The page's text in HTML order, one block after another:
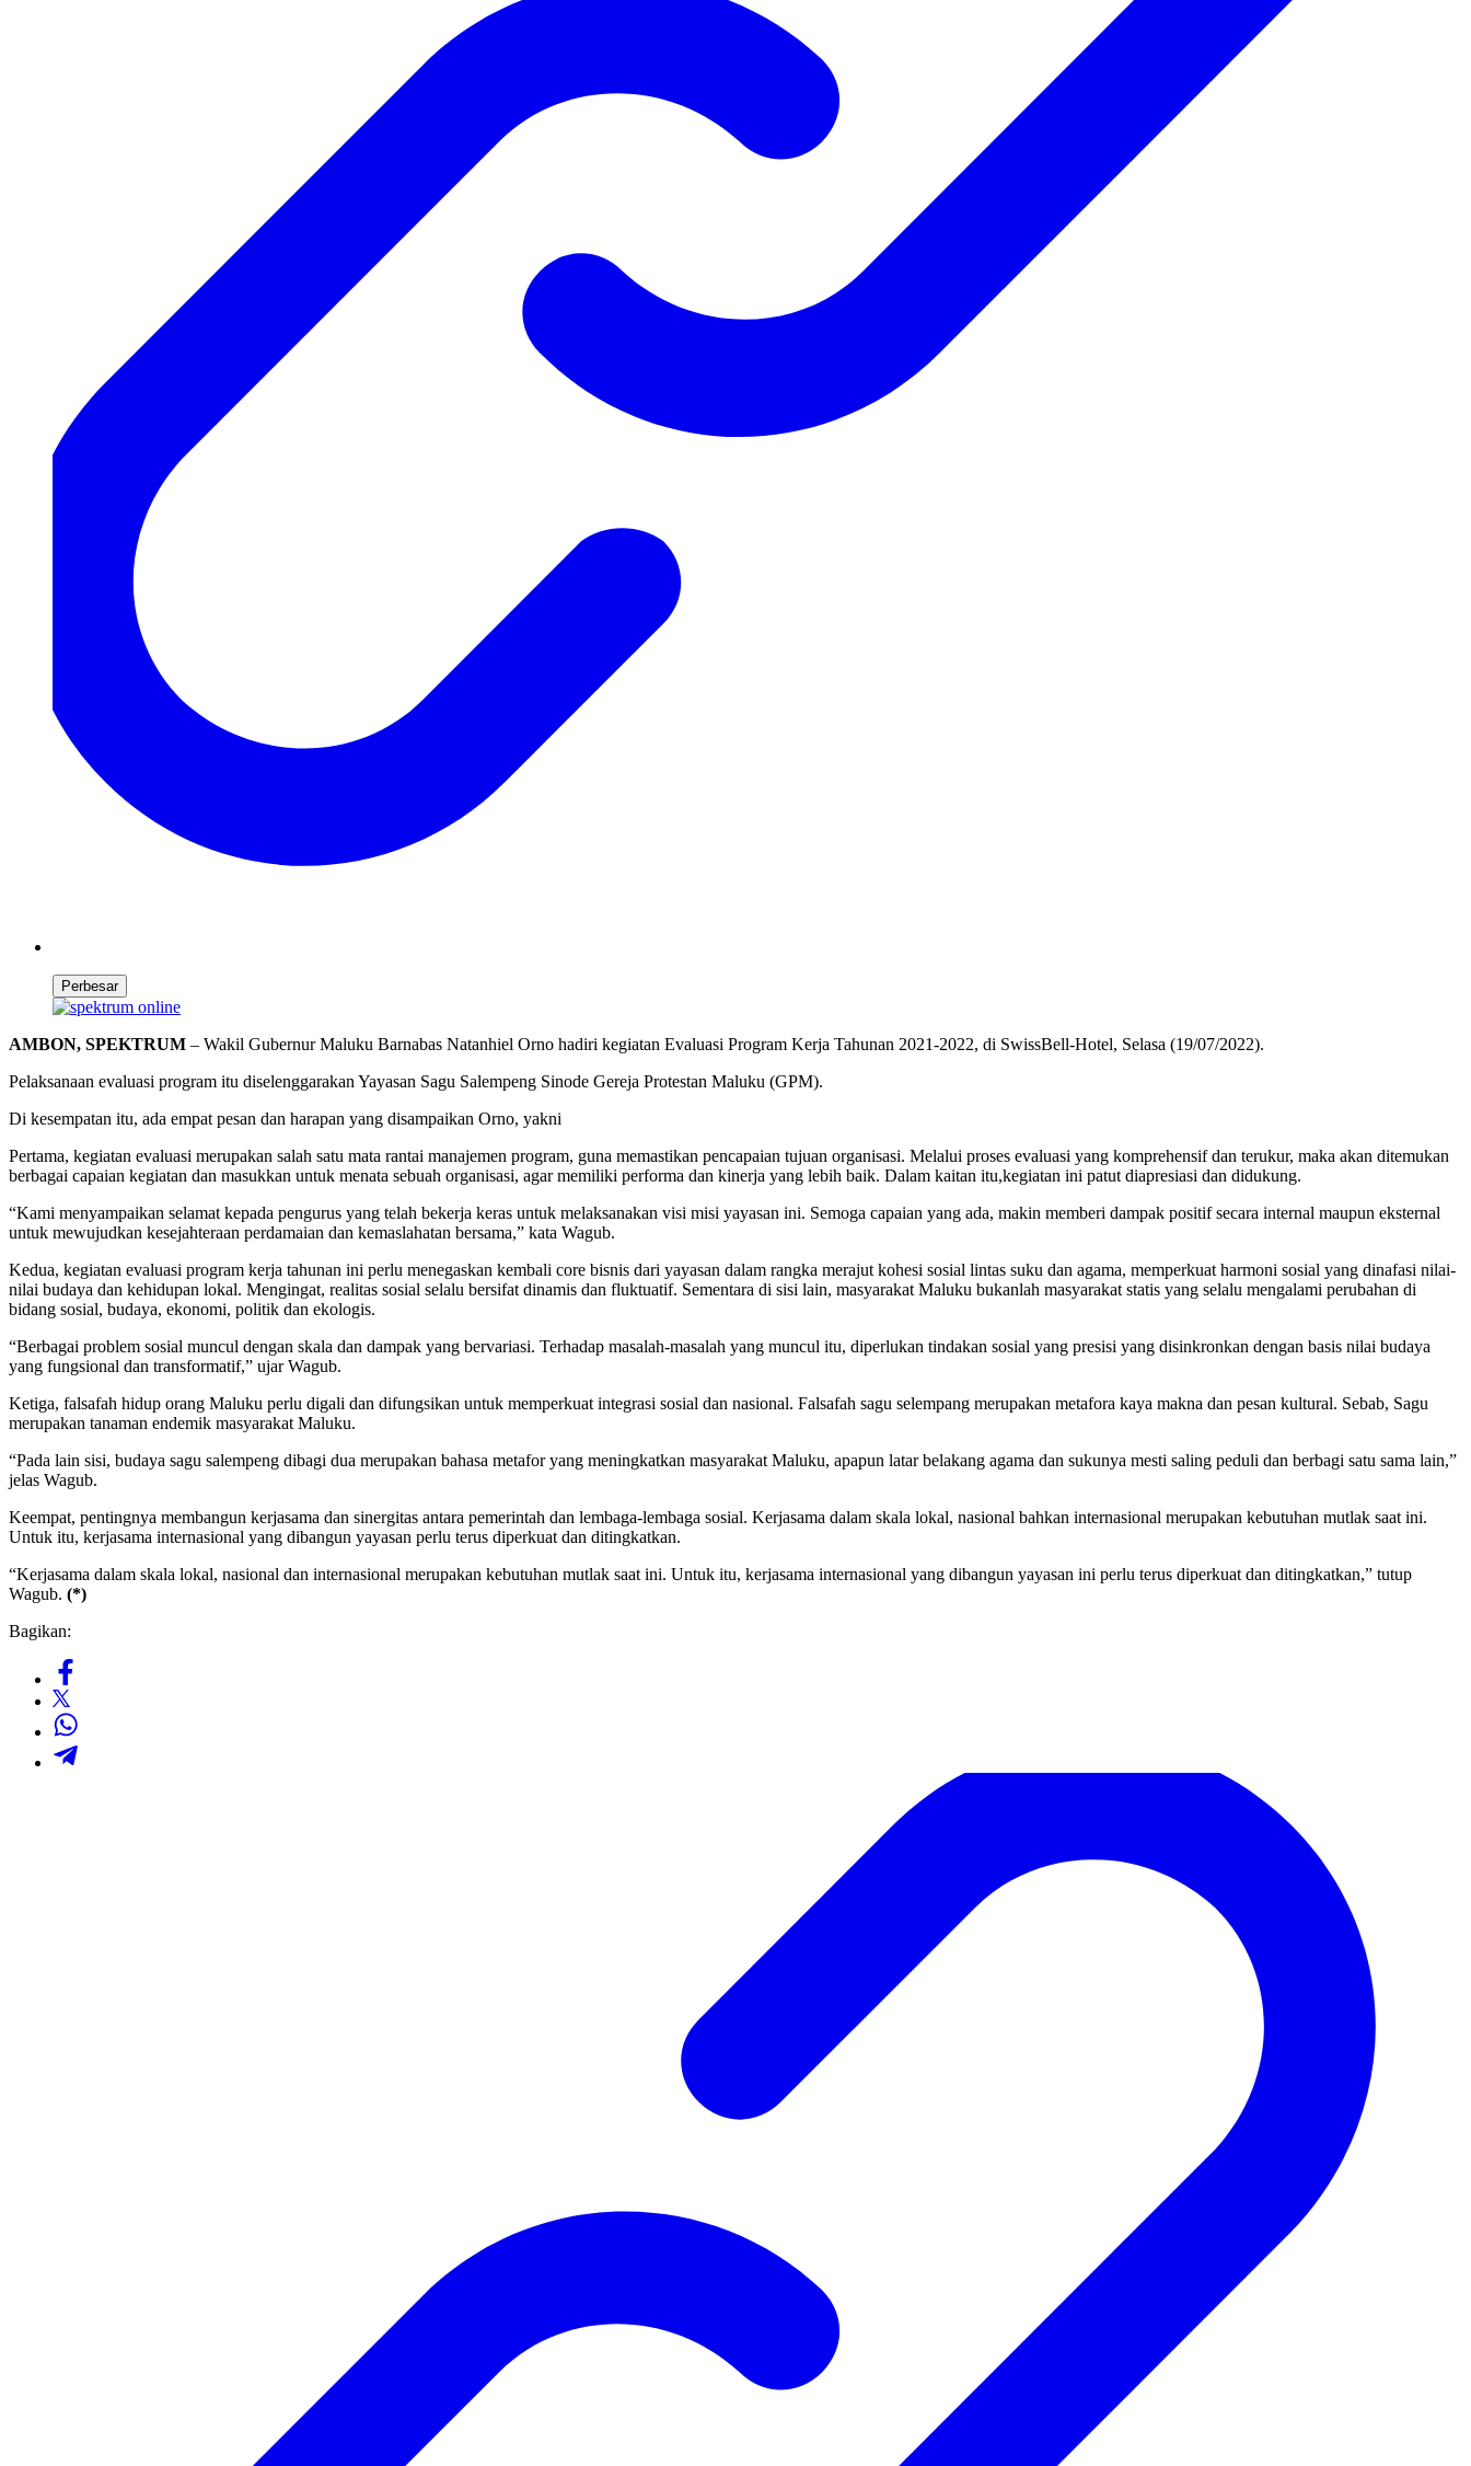
Perbesar
AMBON, SPEKTRUM – Wakil Gubernur Maluku Barnabas Natanhiel Orno hadiri kegiatan Evaluasi Program Kerja Tahunan 2021-2022, di SwissBell-Hotel, Selasa (19/07/2022).
Pelaksanaan evaluasi program itu diselenggarakan Yayasan Sagu Salempeng Sinode Gereja Protestan Maluku (GPM).
Di kesempatan itu, ada empat pesan dan harapan yang disampaikan Orno, yakni
Pertama, kegiatan evaluasi merupakan salah satu mata rantai manajemen program, guna memastikan pencapaian tujuan organisasi. Melalui proses evaluasi yang komprehensif dan terukur, maka akan ditemukan
berbagai capaian kegiatan dan masukkan untuk menata sebuah organisasi, agar memiliki performa dan kinerja yang lebih baik. Dalam kaitan itu,kegiatan ini patut diapresiasi dan didukung.
“Kami menyampaikan selamat kepada pengurus yang telah bekerja keras untuk melaksanakan visi misi yayasan ini. Semoga capaian yang ada, makin memberi dampak positif secara internal maupun eksternal
untuk mewujudkan kesejahteraan perdamaian dan kemaslahatan bersama,” kata Wagub.
Kedua, kegiatan evaluasi program kerja tahunan ini perlu menegaskan kembali core bisnis dari yayasan dalam rangka merajut kohesi sosial lintas suku dan agama, memperkuat harmoni sosial yang dinafasi nilai-
nilai budaya dan kehidupan lokal. Mengingat, realitas sosial selalu bersifat dinamis dan fluktuatif. Sementara di sisi lain, masyarakat Maluku bukanlah masyarakat statis yang selalu mengalami perubahan di
bidang sosial, budaya, ekonomi, politik dan ekologis.
“Berbagai problem sosial muncul dengan skala dan dampak yang bervariasi. Terhadap masalah-masalah yang muncul itu, diperlukan tindakan sosial yang presisi yang disinkronkan dengan basis nilai budaya
yang fungsional dan transformatif,” ujar Wagub.
Ketiga, falsafah hidup orang Maluku perlu digali dan difungsikan untuk memperkuat integrasi sosial dan nasional. Falsafah sagu selempang merupakan metafora kaya makna dan pesan kultural. Sebab, Sagu
merupakan tanaman endemik masyarakat Maluku.
“Pada lain sisi, budaya sagu salempeng dibagi dua merupakan bahasa metafor yang meningkatkan masyarakat Maluku, apapun latar belakang agama dan sukunya mesti saling peduli dan berbagi satu sama lain,”
jelas Wagub.
Keempat, pentingnya membangun kerjasama dan sinergitas antara pemerintah dan lembaga-lembaga sosial. Kerjasama dalam skala lokal, nasional bahkan internasional merupakan kebutuhan mutlak saat ini.
Untuk itu, kerjasama internasional yang dibangun yayasan perlu terus diperkuat dan ditingkatkan.
“Kerjasama dalam skala lokal, nasional dan internasional merupakan kebutuhan mutlak saat ini. Untuk itu, kerjasama internasional yang dibangun yayasan ini perlu terus diperkuat dan ditingkatkan,” tutup
Wagub. (*)
Bagikan: